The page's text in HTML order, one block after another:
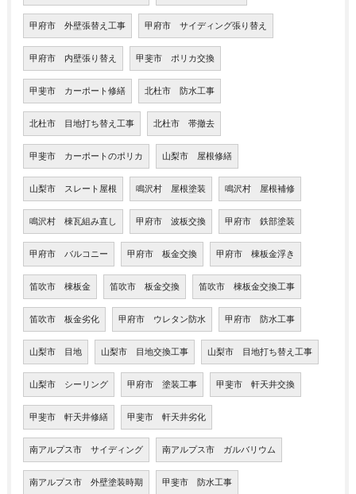
甲府市 外壁張替え工事 甲府市 サイディング張り替え
甲府市 内壁張り替え 甲斐市 ポリカ交換
甲斐市 カーポート修繕 北杜市 防水工事
北杜市 目地打ち替え工事 北杜市 帯撤去
甲斐市 カーポートのポリカ 山梨市 屋根修繕
山梨市 スレート屋根 鳴沢村 屋根塗装 鳴沢村 屋根補修
鳴沢村 棟瓦組み直し 甲府市 波板交換 甲府市 鉄部塗装
甲府市 バルコニー 甲府市 板金交換 甲府市 棟板金浮き
笛吹市 棟板金 笛吹市 板金交換 笛吹市 棟板金交換工事
笛吹市 板金劣化 甲府市 ウレタン防水 甲府市 防水工事
山梨市 目地 山梨市 目地交換工事 山梨市 目地打ち替え工事
山梨市 シーリング 甲府市 塗装工事 甲斐市 軒天井交換
甲斐市 軒天井修繕 甲斐市 軒天井劣化
南アルプス市 サイディング 南アルプス市 ガルバリウム
南アルプス市 外壁塗装時期 甲斐市 防水工事